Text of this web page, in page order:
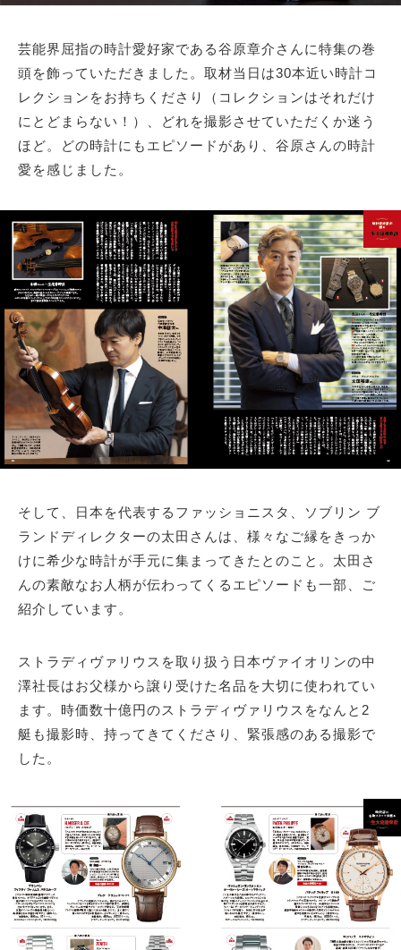
芸能界屈指の時計愛好家である谷原章介さんに特集の巻
頭を飾っていただきました。取材当日は30本近い時計コ
レクションをお持ちくださり（コレクションはそれだけ
にとどまらない！）、どれを撮影させていただくか迷う
ほど。どの時計にもエピソードがあり、谷原さんの時計
愛を感じました。
そして、日本を代表するファッショニスタ、ソブリン ブ
ランドディレクターの太田さんは、様々なご縁をきっか
けに希少な時計が手元に集まってきたとのこと。太田さ
んの素敵なお人柄が伝わってくるエピソードも一部、ご
紹介しています。
ストラディヴァリウスを取り扱う日本ヴァイオリンの中
澤社長はお父様から譲り受けた名品を大切に使われてい
ます。時価数十億円のストラディヴァリウスをなんと2
艇も撮影時、持ってきてくださり、緊張感のある撮影で
した。